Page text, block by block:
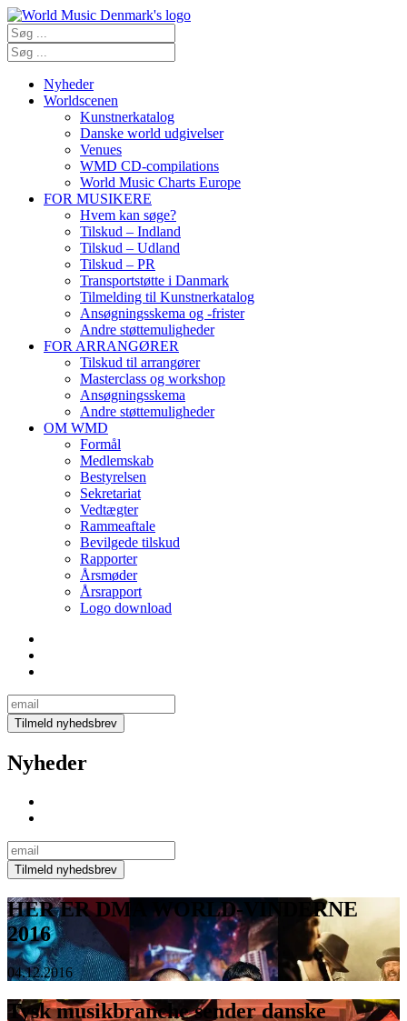
Nyheder
Worldscenen
Kunstnerkatalog
Danske world udgivelser
Venues
WMD CD-compilations
World Music Charts Europe
FOR MUSIKERE
Hvem kan søge?
Tilskud – Indland
Tilskud – Udland
Tilskud – PR
Transportstøtte i Danmark
Tilmelding til Kunstnerkatalog
Ansøgningsskema og -frister
Andre støttemuligheder
FOR ARRANGØRER
Tilskud til arrangører
Masterclass og workshop
Ansøgningsskema
Andre støttemuligheder
OM WMD
Formål
Medlemskab
Bestyrelsen
Sekretariat
Vedtægter
Rammeaftale
Bevilgede tilskud
Rapporter
Årsmøder
Årsrapport
Logo download
Nyheder
HER ER DMA WORLD-VINDERNE
2016
04.12.2016
Tysk musikbranche sender danske